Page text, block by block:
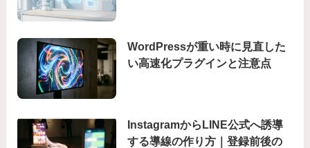
WordPressが重い時に見直した
い高速化プラグインと注意点
InstagramからLINE公式へ誘導
する導線の作り方｜登録前後の